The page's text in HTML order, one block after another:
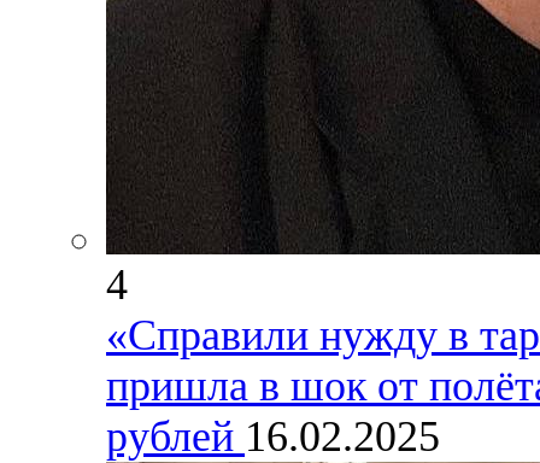
4
«Справили нужду в
пришла в шок от
рублей 16.02.2025